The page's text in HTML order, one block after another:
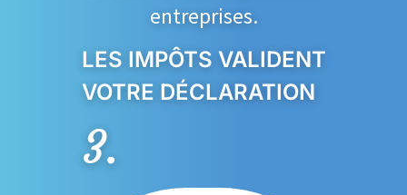
entreprises.
LES IMPÔTS VALIDENT
VOTRE DÉCLARATION
3.